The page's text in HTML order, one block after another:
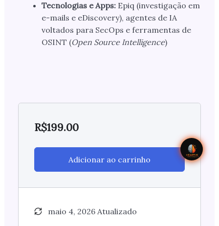
Tecnologias e Apps:Epiq (investigação em
e-mails e eDiscovery), agentes de IA
voltados para SecOps e ferramentas de
OSINT (Open Source Intelligence)
R$199.00
Adicionar ao carrinho
maio 4, 2026 Atualizado